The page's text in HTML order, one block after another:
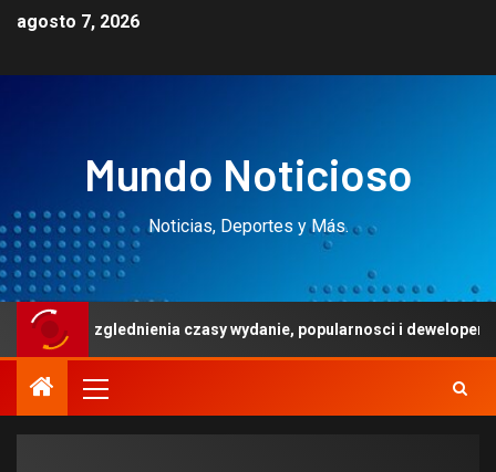
agosto 7, 2026
Mundo Noticioso
Noticias, Deportes y Más.
czasy wydanie, popularnosci i dewelopera